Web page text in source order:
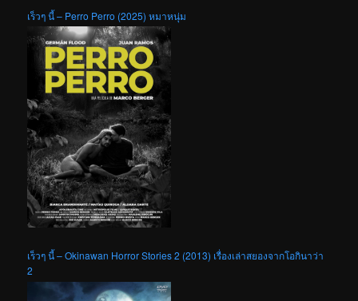
เร็วๆ นี้ – Perro Perro (2025) หมาหนุ่ม
เร็วๆ นี้ – Okinawan Horror Stories 2 (2013) เรื่องเล่าสยองจากโอกินาว่า
2